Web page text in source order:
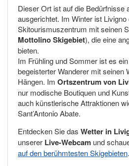
Dieser Ort ist auf die Bedürfnisse
ausgerichtet. Im Winter ist Livigno
Skitourismuszentrum mit seinen
Mottolino Skigebiet), die eine
bieten.
Im Frühling und Sommer ist es
begeisterter Wanderer mit seinen
Hängen. Im Ortszentrum von
nur modische Boutiquen und
auch künstlerische Attraktionen
Sant’Antonio Abate.
Entdecken Sie das Wetter in
unserer Live-Webcam und
auf den berühmtesten Skigebieten.